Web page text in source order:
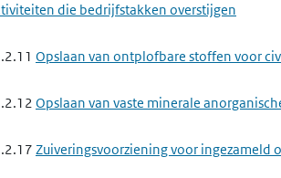
die bedrijfstakken overstijgen
Opslaan van ontplofbare stoffen voor
Opslaan van vaste minerale
Zuiveringsvoorziening voor ingezameld